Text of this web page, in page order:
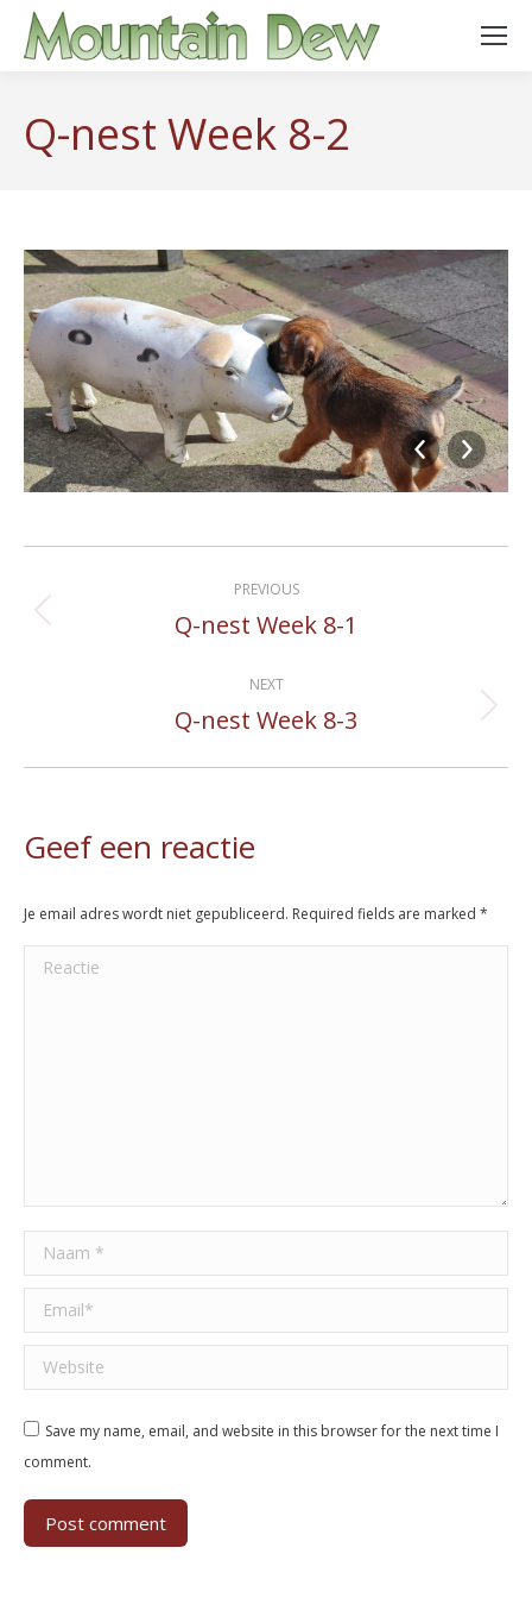
Q-nest Week 8-2
navigation
PREVIOUS
Previous
Q-nest Week 8-1
NEXT
Next
Q-nest Week 8-3
Geef een reactie
Je email adres wordt niet gepubliceerd. Required fields are marked *
Reactie
Naam *
Email *
Website
Save my name, email, and website in this browser for the next time I
comment.
Post comment